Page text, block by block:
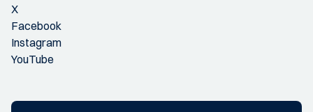
X
Facebook
Instagram
YouTube